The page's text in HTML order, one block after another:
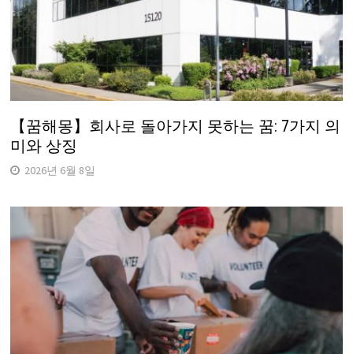
【꿈해몽】회사로 돌아가지 못하는 꿈: 7가지 의
미와 상징
2026년 6월 8일